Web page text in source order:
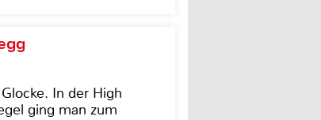
In der High
ging man zum